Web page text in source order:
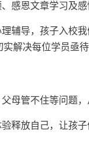
感恩文章学习及
辅导，孩子入校
解决每位学员亟
母管不住等问题
释放自己，让孩子